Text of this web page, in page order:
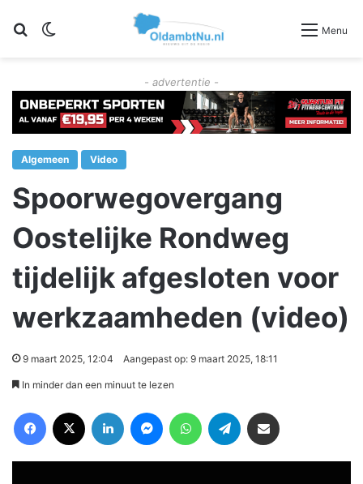
Zoeken Menu
- advertentie -
Algemeen Video
Spoorwegovergang
Oostelijke Rondweg
tijdelijk afgesloten voor
werkzaamheden (video)
9 maart 2025, 12:04 Aangepast op: 9 maart 2025, 18:11
In minder dan een minuut te lezen